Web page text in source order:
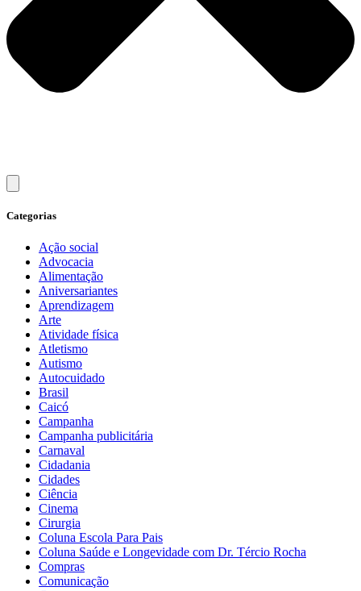
Categorias
Ação social
Advocacia
Alimentação
Aniversariantes
Aprendizagem
Arte
Atividade física
Atletismo
Autismo
Autocuidado
Brasil
Caicó
Campanha
Campanha publicitária
Carnaval
Cidadania
Cidades
Ciência
Cinema
Cirurgia
Coluna Escola Para Pais
Coluna Saúde e Longevidade com Dr. Tércio Rocha
Compras
Comunicação